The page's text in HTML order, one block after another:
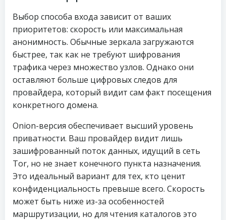
Выбор способа входа зависит от ваших
приоритетов: скорость или максимальная
анонимность. Обычные зеркала загружаются
быстрее, так как не требуют шифрования
трафика через множество узлов. Однако они
оставляют больше цифровых следов для
провайдера, который видит сам факт посещения
конкретного домена.
Onion-версия обеспечивает высший уровень
приватности. Ваш провайдер видит лишь
зашифрованный поток данных, идущий в сеть
Tor, но не знает конечного пункта назначения.
Это идеальный вариант для тех, кто ценит
конфиденциальность превыше всего. Скорость
может быть ниже из-за особенностей
маршрутизации, но для чтения каталогов это